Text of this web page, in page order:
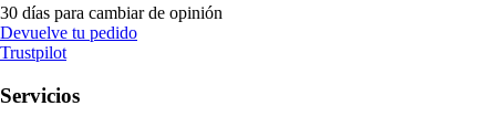
30 días para cambiar de opinión
Devuelve tu pedido
Trustpilot
Servicios